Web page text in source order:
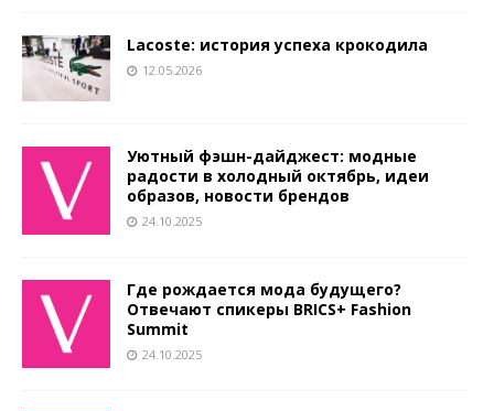
Lacoste: история успеха крокодила
12.05.2026
Уютный фэшн-дайджест: модные
радости в холодный октябрь, идеи
образов, новости брендов
24.10.2025
Где рождается мода будущего?
Отвечают спикеры BRICS+ Fashion
Summit
24.10.2025